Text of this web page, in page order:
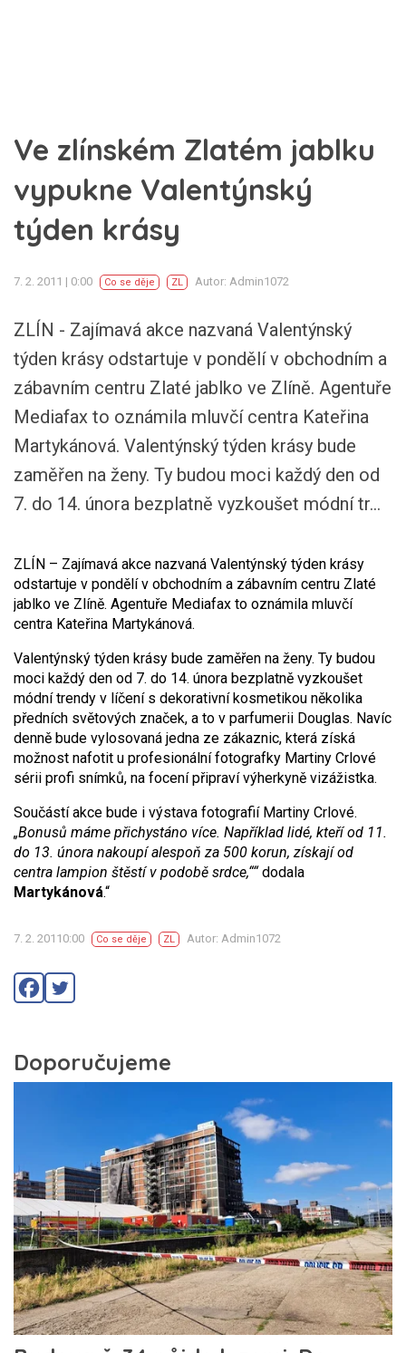
Ve zlínském Zlatém jablku
vypukne Valentýnský
týden krásy
7. 2. 2011 | 0:00 Co se děje ZL Autor: Admin1072
ZLÍN - Zajímavá akce nazvaná Valentýnský
týden krásy odstartuje v pondělí v obchodním a
zábavním centru Zlaté jablko ve Zlíně. Agentuře
Mediafax to oznámila mluvčí centra Kateřina
Martykánová. Valentýnský týden krásy bude
zaměřen na ženy. Ty budou moci každý den od
7. do 14. února bezplatně vyzkoušet módní tr...
ZLÍN – Zajímavá akce nazvaná Valentýnský týden krásy
odstartuje v pondělí v obchodním a zábavním centru Zlaté
jablko ve Zlíně. Agentuře Mediafax to oznámila mluvčí
centra Kateřina Martykánová.
Valentýnský týden krásy bude zaměřen na ženy. Ty budou
moci každý den od 7. do 14. února bezplatně vyzkoušet
módní trendy v líčení s dekorativní kosmetikou několika
předních světových značek, a to v parfumerii Douglas. Navíc
denně bude vylosovaná jedna ze zákaznic, která získá
možnost nafotit u profesionální fotografky Martiny Crlové
sérii profi snímků, na focení připraví výherkyně vizážistka.
Součástí akce bude i výstava fotografií Martiny Crlové.
„Bonusů máme přichystáno více. Například lidé, kteří od 11.
do 13. února nakoupí alespoň za 500 korun, získají od
centra lampion štěstí v podobě srdce,““dodala
Martykánová.“
7. 2. 20110:00 Co se děje ZL Autor: Admin1072